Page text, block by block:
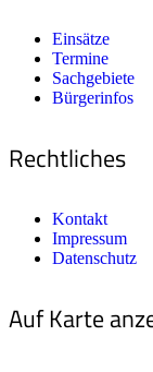
Einsätze
Termine
Sachgebiete
Bürgerinfos
Rechtliches
Kontakt
Impressum
Datenschutz
Auf Karte